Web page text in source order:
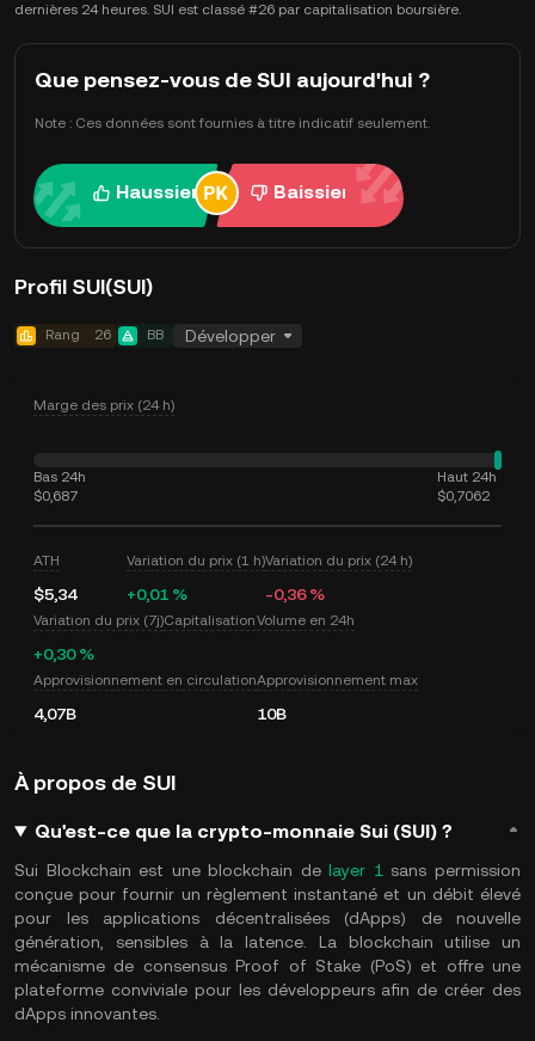
dernières 24 heures. SUI est classé #26 par capitalisation boursière.
Que pensez-vous de SUI aujourd'hui ?
Note : Ces données sont fournies à titre indicatif seulement.
Haussier Baissier
Profil SUI(SUI)
Rang 26 BB Développer
Marge des prix (24 h)
Bas 24h
$0,687
Haut 24h
$0,7062
ATH
$5,34
Variation du prix (1 h)
+0,01 %
Variation du prix (24 h)
-0,36 %
Variation du prix (7j)
+0,30 %
CapitalisationVolume en 24h
Approvisionnement en circulation
4,07B
Approvisionnement max
10B
À propos de SUI
Qu'est-ce que la crypto-monnaie Sui (SUI) ?
Sui Blockchain est une blockchain delayer 1
sans permission
conçue pour fournir un règlement instantané et un débit élevé
pour les applications décentralisées (dApps) de nouvelle
génération, sensibles à la latence. La blockchain utilise un
mécanisme de consensus Proof of Stake (PoS) et offre une
plateforme conviviale pour les développeurs afin de créer des
dApps innovantes.